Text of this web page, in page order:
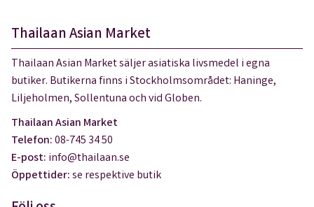
Thailaan Asian Market
Thailaan Asian Market säljer asiatiska livsmedel i egna
butiker. Butikerna finns i Stockholmsområdet: Haninge,
Liljeholmen, Sollentuna och vid Globen.
Thailaan Asian Market
Telefon:08-745 34 50
E-post: info@thailaan.se
Öppettider:se respektive butik